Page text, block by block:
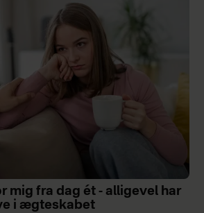
mig fra dag ét - alligevel har
i ægteskabet